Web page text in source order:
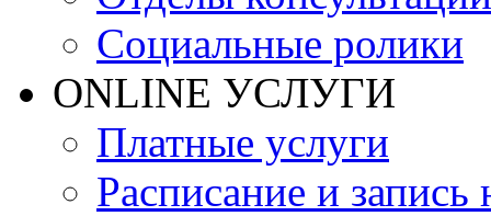
Социальные ролики
ONLINE УСЛУГИ
Платные услуги
Расписание и запись